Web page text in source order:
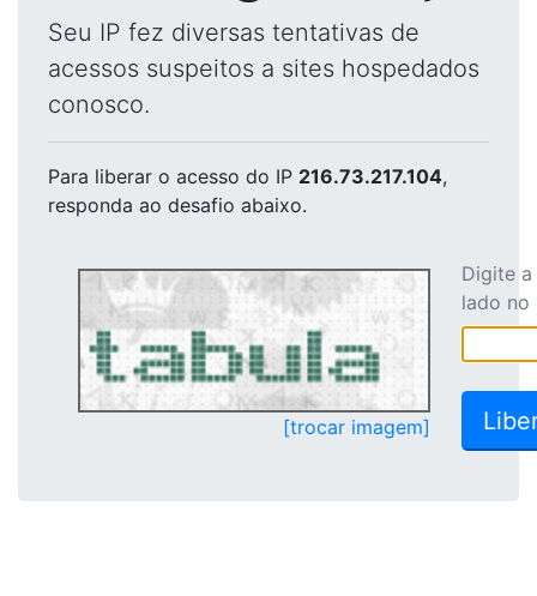
Seu IP fez diversas tentativas de
acessos suspeitos a sites hospedados
conosco.
Para liberar o acesso do IP 216.73.217.104,
responda ao desafio abaixo.
[trocar imagem]
Digite
lado no